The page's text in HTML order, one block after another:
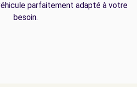
parfaitement adapté à votre
besoin.